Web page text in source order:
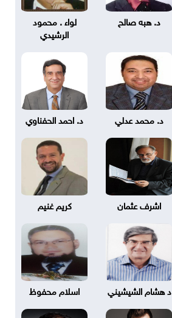
د. هبه صالح
لواء . محمود
الرشيدي
د. محمد عدلي د. احمد الحفناوي
اشرف عثمان كريم غنيم
د هشام الشيشيني اسلام محفوظ